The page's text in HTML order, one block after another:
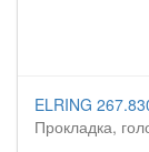
ELRING
Прокладка,